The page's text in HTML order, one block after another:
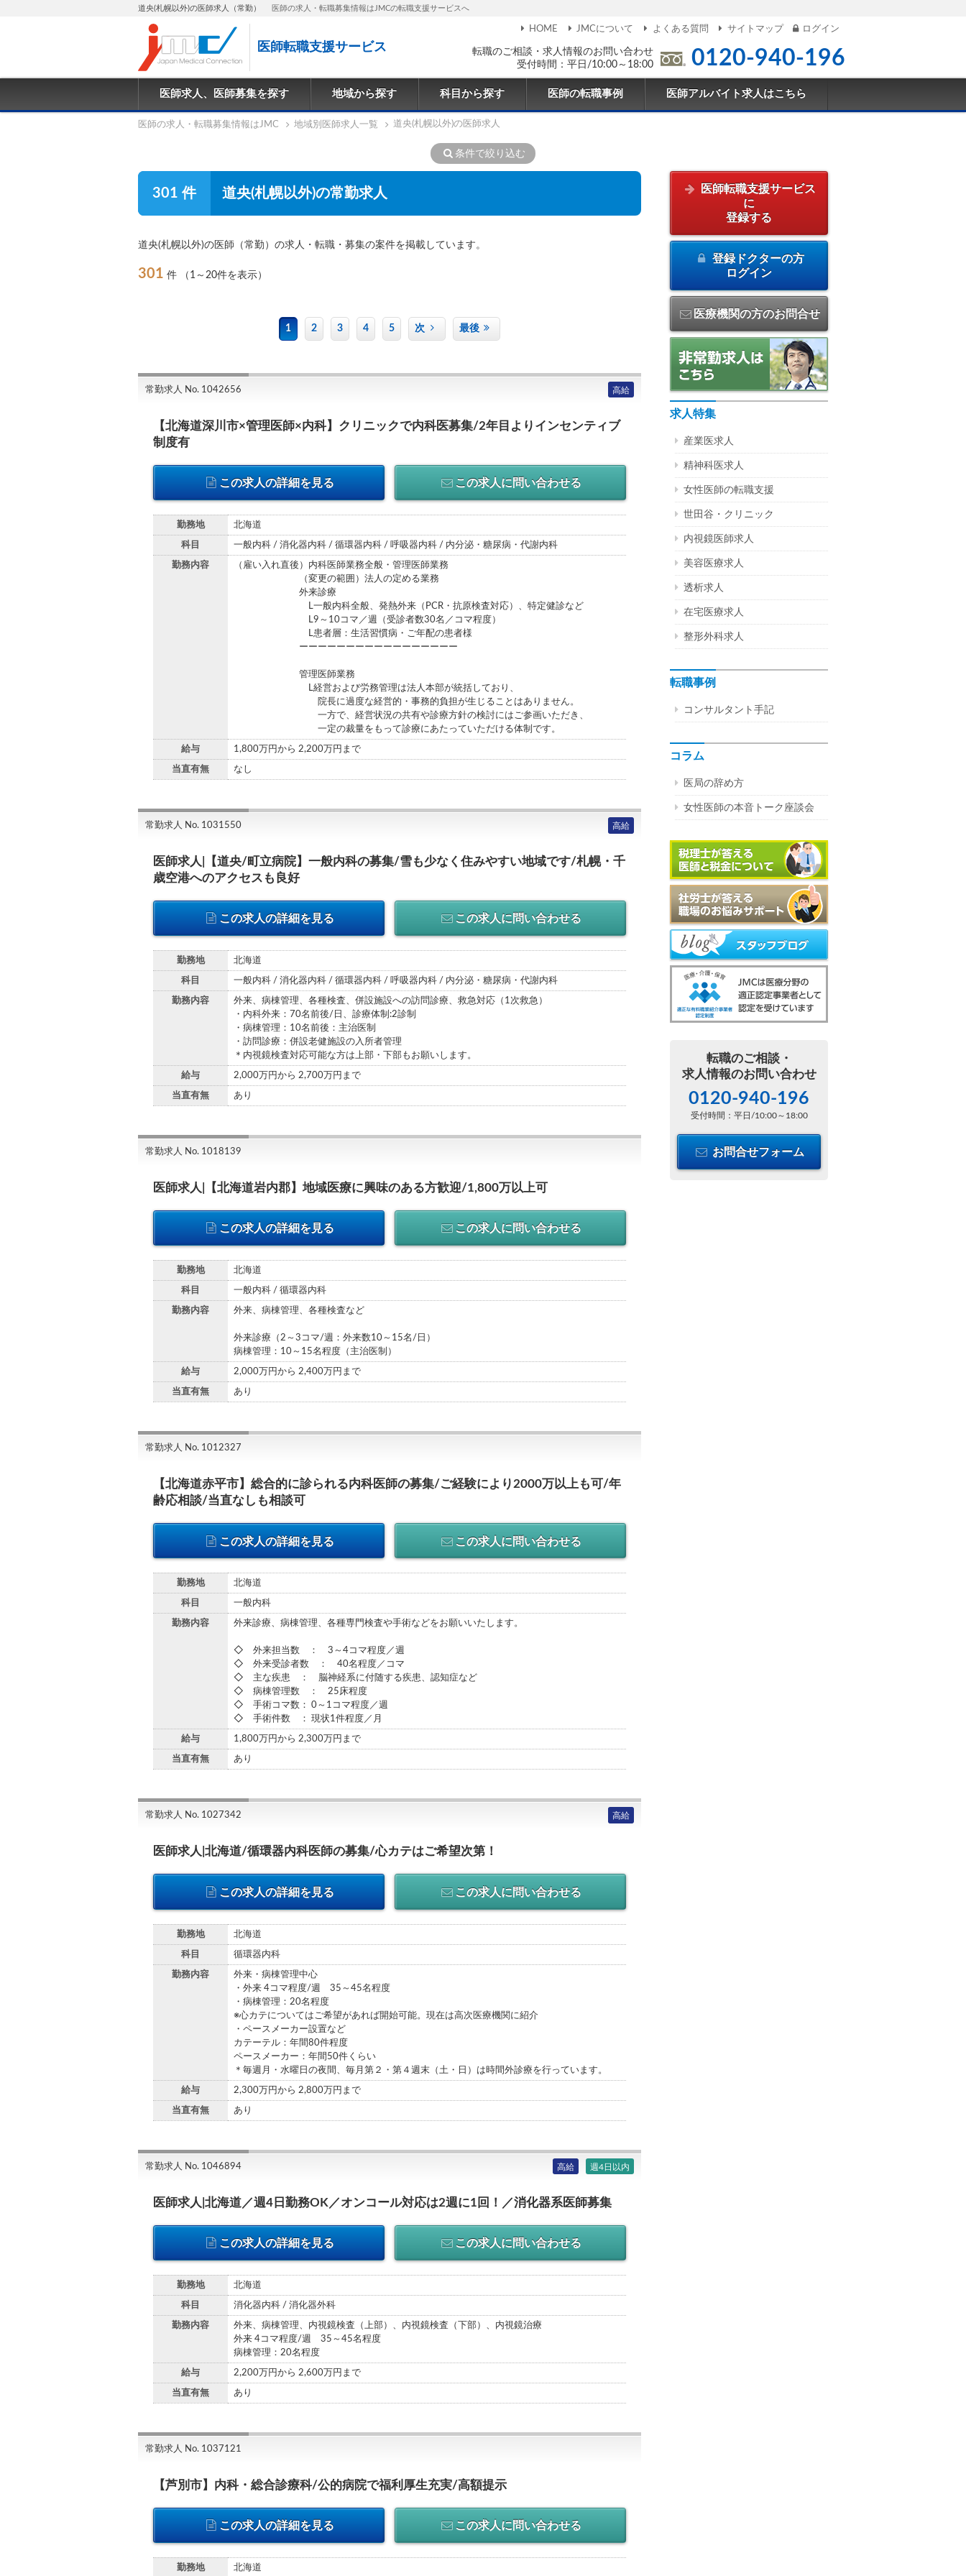
道央(札幌以外)の医師求人（常勤） 医師の求人・転職募集情報はJMCの転職支援サービスへ
医師転職支援サービス
転職のご相談・求人情報のお問い合わせ
受付時間：平日/10:00～18:00
0120-940-196
HOME JMCについて よくある質問 サイトマップ ログイン
医師求人、医師募集を探す 地域から探す 科目から探す 医師の転職事例 医師アルバイト求人はこちら
医師の求人・転職募集情報はJMC 地域別医師求人一覧 道央(札幌以外)の医師求人
条件で絞り込む
301 件 道央(札幌以外)の常勤求人
道央(札幌以外)の医師（常勤）の求人・転職・募集の案件を掲載しています。
301 件 （1～20件を表示）
1 2 3 4 5 次 最後
常勤求人 No. 1042656 高給
【北海道深川市×管理医師×内科】クリニックで内科医募集/2年目よりインセンティブ
制度有
この求人の詳細を見る この求人に問い合わせる
勤務地 北海道
科目 一般内科 / 消化器内科 / 循環器内科 / 呼吸器内科 / 内分泌・糖尿病・代謝内科
勤務内容
（雇い入れ直後）内科医師業務全般・管理医師業務
（変更の範囲）法人の定める業務
外来診療
L一般内科全般、発熱外来（PCR・抗原検査対応）、特定健診など
L9～10コマ／週（受診者数30名／コマ程度）
L患者層：生活習慣病・ご年配の患者様
ーーーーーーーーーーーーーーーーー
管理医師業務
L経営および労務管理は法人本部が統括しており、
院長に過度な経営的・事務的負担が生じることはありません。
一方で、経営状況の共有や診療方針の検討にはご参画いただき、
一定の裁量をもって診療にあたっていただける体制です。
給与 1,800万円から 2,200万円まで
当直有無 なし
常勤求人 No. 1031550 高給
医師求人|【道央/町立病院】一般内科の募集/雪も少なく住みやすい地域です/札幌・千
歳空港へのアクセスも良好
この求人の詳細を見る この求人に問い合わせる
勤務地 北海道
科目 一般内科 / 消化器内科 / 循環器内科 / 呼吸器内科 / 内分泌・糖尿病・代謝内科
勤務内容
外来、病棟管理、各種検査、併設施設への訪問診療、救急対応（1次救急）
・内科外来：70名前後/日、診療体制:2診制
・病棟管理：10名前後：主治医制
・訪問診療：併設老健施設の入所者管理
＊内視鏡検査対応可能な方は上部・下部もお願いします。
給与 2,000万円から 2,700万円まで
当直有無 あり
常勤求人 No. 1018139
医師求人|【北海道岩内郡】地域医療に興味のある方歓迎/1,800万以上可
この求人の詳細を見る この求人に問い合わせる
勤務地 北海道
科目 一般内科 / 循環器内科
勤務内容 外来、病棟管理、各種検査など
外来診療（2～3コマ/週：外来数10～15名/日）
病棟管理：10～15名程度（主治医制）
給与 2,000万円から 2,400万円まで
当直有無 あり
常勤求人 No. 1012327
【北海道赤平市】総合的に診られる内科医師の募集/ご経験により2000万以上も可/年
齢応相談/当直なしも相談可
この求人の詳細を見る この求人に問い合わせる
勤務地 北海道
科目 一般内科
勤務内容 外来診療、病棟管理、各種専門検査や手術などをお願いいたします。
◇ 外来担当数 ： 3～4コマ程度／週
◇ 外来受診者数 ： 40名程度／コマ
◇ 主な疾患 ： 脳神経系に付随する疾患、認知症など
◇ 病棟管理数 ： 25床程度
◇ 手術コマ数： 0～1コマ程度／週
◇ 手術件数 ： 現状1件程度／月
給与 1,800万円から 2,300万円まで
当直有無 あり
常勤求人 No. 1027342 高給
医師求人|北海道/循環器内科医師の募集/心カテはご希望次第！
この求人の詳細を見る この求人に問い合わせる
勤務地 北海道
科目 循環器内科
勤務内容
外来・病棟管理中心
・外来 4コマ程度/週 35～45名程度
・病棟管理：20名程度
※心カテについてはご希望があれば開始可能。現在は高次医療機関に紹介
・ペースメーカー設置など
カテーテル：年間80件程度
ペースメーカー：年間50件くらい
＊毎週月・水曜日の夜間、毎月第２・第４週末（土・日）は時間外診療を行っています。
給与 2,300万円から 2,800万円まで
当直有無 あり
常勤求人 No. 1046894 高給 週4日以内
医師求人|北海道／週4日勤務OK／オンコール対応は2週に1回！／消化器系医師募集
この求人の詳細を見る この求人に問い合わせる
勤務地 北海道
科目 消化器内科 / 消化器外科
勤務内容
外来、病棟管理、内視鏡検査（上部）、内視鏡検査（下部）、内視鏡治療
外来 4コマ程度/週 35～45名程度
病棟管理：20名程度
給与 2,200万円から 2,600万円まで
当直有無 あり
常勤求人 No. 1037121
【芦別市】内科・総合診療科/公的病院で福利厚生充実/高額提示
この求人の詳細を見る この求人に問い合わせる
勤務地 北海道
医師転職支援サービス
に
登録する
登録ドクターの方
ログイン
医療機関の方のお問合せ
求人特集
産業医求人
精神科医求人
女性医師の転職支援
世田谷・クリニック
内視鏡医師求人
美容医療求人
透析求人
在宅医療求人
整形外科求人
転職事例
コンサルタント手記
コラム
医局の辞め方
女性医師の本音トーク座談会
転職のご相談・
求人情報のお問い合わせ
0120-940-196
受付時間：平日/10:00～18:00
お問合せフォーム